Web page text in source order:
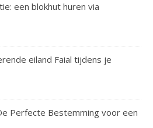
een blokhut huren via
eiland Faial tijdens je
Perfecte Bestemming voor een